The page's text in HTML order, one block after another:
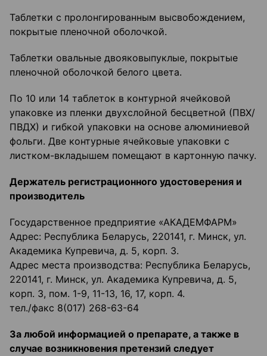
Таблетки с пролонгированным высвобождением,
покрытые пленочной оболочкой.
Таблетки овальные двояковыпуклые, покрытые
пленочной оболочкой белого цвета.
По 10 или 14 таблеток в контурной ячейковой
упаковке из пленки двухслойной бесцветной (ПВХ/
ПВДХ) и гибкой упаковки на основе алюминиевой
фольги. Две контурные ячейковые упаковки с
листком-вкладышем помещают в картонную пачку.
Держатель регистрационного удостоверения и
производитель
Государственное предприятие «АКАДЕМФАРМ»
Адрес: Республика Беларусь, 220141, г. Минск, ул.
Академика Купревича, д. 5, корп. 3.
Адрес места производства: Республика Беларусь,
220141, г. Минск, ул. Академика Купревича, д. 5,
корп. 3, пом. 1-9, 11-13, 16, 17, корп. 4.
тел./факс 8(017) 268-63-64
За любой информацией о препарате, а также в
случае возникновения претензий следует